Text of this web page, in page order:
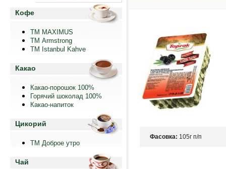
Кофе
ТМ MAXIMUS
ТМ Armstrong
TM Istanbul Kahve
Какао
Какао-порошок 100%
Горячий шоколад 100%
Какао-напиток
Цикорий
ТМ Доброе утро
Чай
Фасовка: 105г п/п